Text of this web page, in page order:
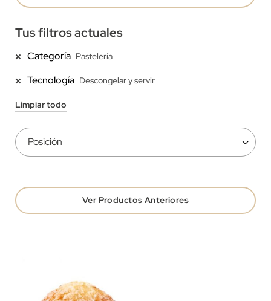
Ver Productos Anteriores
Tus filtros actuales
Categoría Pastelería
Tecnología Descongelar y servir
Limpiar todo